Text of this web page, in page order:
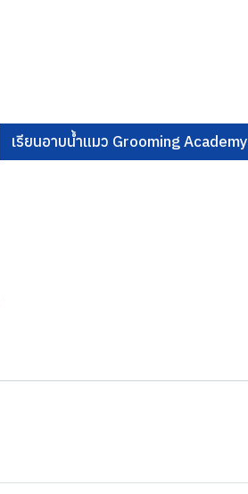
เรียนอาบน้ำแมว Grooming Academy